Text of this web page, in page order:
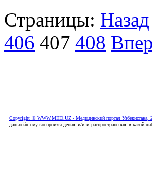
Страницы: Назад
406 407 408
Copyright © WWW.MED.UZ - Медицинский портал Узбекистана,
дальнейшему воспроизведению и/или распространению в какой-